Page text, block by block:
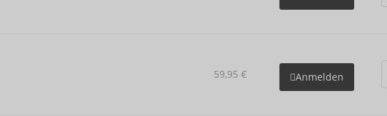
59,95 € Anmelden